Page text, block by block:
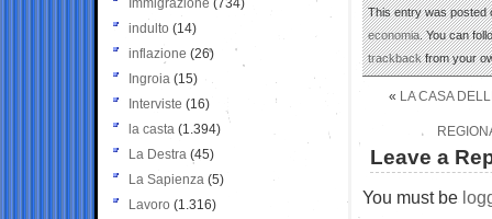
This entry was posted
economia. You can
trackbackfrom your
« LA CASA
Leave a
You must be
Immigrazione (734)
indulto (14)
inflazione (26)
Ingroia (15)
Interviste (16)
la casta (1.394)
La Destra (45)
La Sapienza (5)
Lavoro (1.316)